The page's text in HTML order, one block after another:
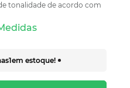
tonalidade de acordo com
1em estoque!